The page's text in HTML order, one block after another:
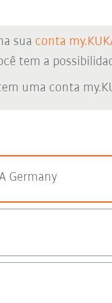
sua conta
tem a
uma conta
Germany